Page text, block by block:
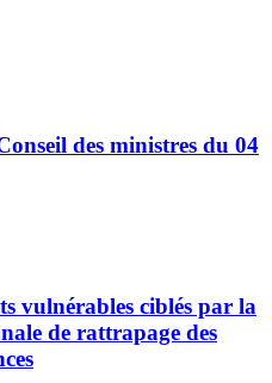
des ministres du 04
vulnérables ciblés par la
de rattrapage des